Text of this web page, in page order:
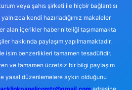
veya şahıs şirketi ile hiçbir bağlantısı
kendi hazırladığımız makaleler
alan içerikler haber niteliği taşımamakta
hakkında paylaşım yapılmamaktadır.
isim benzerlikleri tamamen tesadüfidir.
ve tamamen ücretsiz bir bilgi paylaşım
yasal düzenlemelere aykırı olduğunu